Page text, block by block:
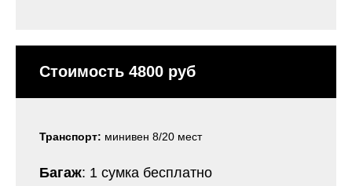
Стоимость 4800 руб
Транспорт: минивен 8/20 мест
Багаж: 1 сумка бесплатно